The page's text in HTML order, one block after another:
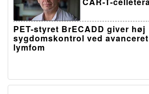
PET-styret BrECADD giver høj
sygdomskontrol ved
lymfom